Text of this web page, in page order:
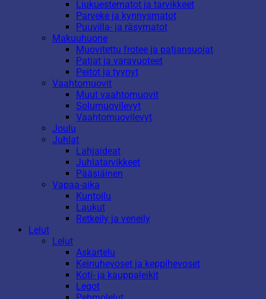
Liukuestematot ja tarvikkeet
Parveke ja kynnysmatot
Puuvilla- ja räsymatot
Makuuhuone
Muovitettu frotee ja patjansuojat
Patjat ja varavuoteet
Peitot ja tyynyt
Vaahtomuovit
Muut vaahtomuovit
Solumuovilevyt
Vaahtomuovilevyt
Joulu
Juhlat
Lahjaideat
Juhlatarvikkeet
Pääsiäinen
Vapaa-aika
Kuntoilu
Laukut
Retkeily ja veneily
Lelut
Lelut
Askartelu
Keinuhevoset ja keppihevoset
Koti- ja kauppaleikit
Legot